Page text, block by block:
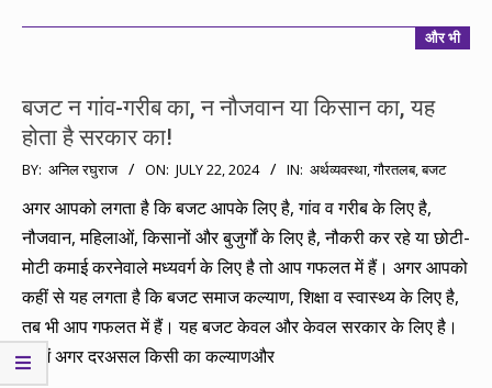
और भी
बजट न गांव-गरीब का, न नौजवान या किसान का, यह
होता है सरकार का!
2024-
22
BY: अनिल रघुराज ON: JULY 22, 2024 IN: अर्थव्यवस्था,गौरतलब,बजट
अगर आपको लगता है कि बजट आपके लिए है, गांव व गरीब के लिए है,
नौजवान, महिलाओं, किसानों और बुजुर्गों के लिए है, नौकरी कर रहे या छोटी-
मोटी कमाई करनेवाले मध्यवर्ग के लिए है तो आप गफलत में हैं। अगर आपको
कहीं से यह लगता है कि बजट समाज कल्याण, शिक्षा व स्वास्थ्य के लिए है,
तब भी आप गफलत में हैं। यह बजट केवल और केवल सरकार के लिए है।
इसमें अगर दरअसल किसी का कल्याणऔर